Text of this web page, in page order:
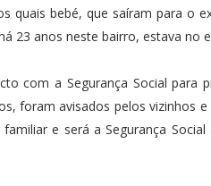
quais bebé, que saíram para o
23 anos neste bairro, estava no
com a Segurança Social para
foram avisados pelos vizinhos
e será a Segurança